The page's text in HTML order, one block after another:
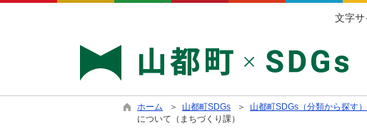
文字サ
ホーム ＞ 山都町SDGs ＞ 山都町SDGs（分類から探す）
について（まちづくり課）